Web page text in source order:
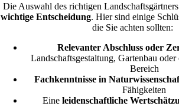
Die Auswahl des richtigen
wichtige Entscheidung. Hier sind einige
die Sie achten sollten:
Relevanter Abschluss oder
Landschaftsgestaltung, Gartenbau
Bereich
Fachkenntnisse in
Fähigkeiten
Eine leidenschaftliche